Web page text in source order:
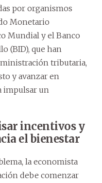
por organismos
Monetario
Mundial y el Banco
(BID), que han
tributaria,
y avanzar en
impulsar un
incentivos y
el bienestar
la economista
debe comenzar